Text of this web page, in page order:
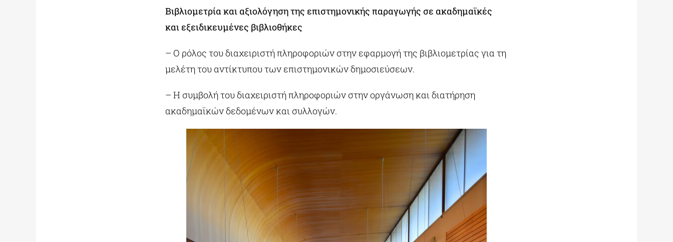
Βιβλιομετρία και αξιολόγηση της επιστημονικής παραγωγής σε ακαδημαϊκές
και εξειδικευμένες βιβλιοθήκες
– Ο ρόλος του διαχειριστή πληροφοριών στην εφαρμογή της βιβλιομετρίας για τη
μελέτη του αντίκτυπου των επιστημονικών δημοσιεύσεων.
– Η συμβολή του διαχειριστή πληροφοριών στην οργάνωση και διατήρηση
ακαδημαϊκών δεδομένων και συλλογών.